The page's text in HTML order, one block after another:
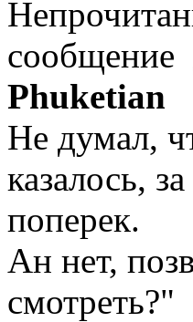
Phuketian
Не думал,
казалось,
поперек.
Ан нет,
смотреть?"